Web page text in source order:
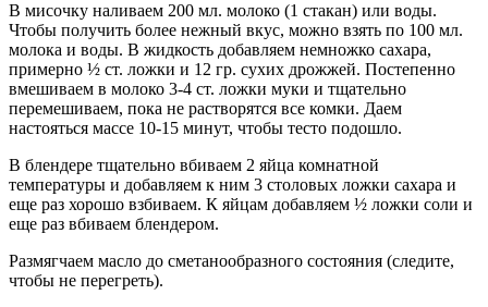
В мисочку наливаем 200 мл. молоко (1 стакан) или воды.
Чтобы получить более нежный вкус, можно взять по 100 мл.
молока и воды. В жидкость добавляем немножко сахара,
примерно ½ ст. ложки и 12 гр. сухих дрожжей. Постепенно
вмешиваем в молоко 3-4 ст. ложки муки и тщательно
перемешиваем, пока не растворятся все комки. Даем
настояться массе 10-15 минут, чтобы тесто подошло.
В блендере тщательно вбиваем 2 яйца комнатной
температуры и добавляем к ним 3 столовых ложки сахара и
еще раз хорошо взбиваем. К яйцам добавляем ½ ложки соли и
еще раз вбиваем блендером.
Размягчаем масло до сметанообразного состояния (следите,
чтобы не перегреть).